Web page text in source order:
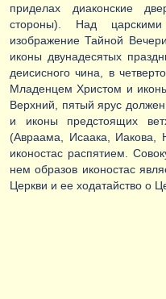
приделах диаконские
стороны). Над
изображение Тайной
иконы двунадесятых
деисисного чина, в
Младенцем Христом и
Верхний, пятый ярус
и иконы предстоящих
(Авраама, Исаака, Иакова,
иконостас распятием.
нем образов иконостас
Церкви и ее ходатайство о